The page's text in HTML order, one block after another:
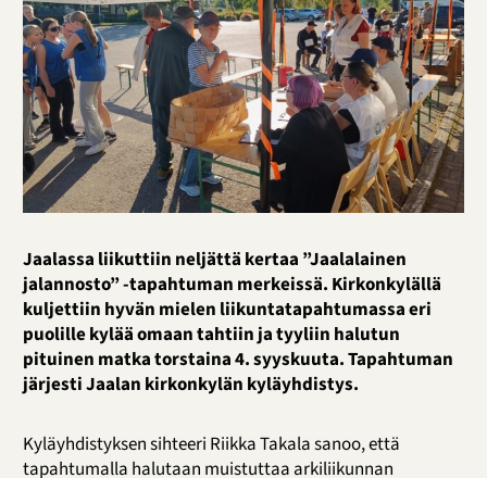
Jaalassa liikuttiin neljättä kertaa ”Jaalalainen
jalannosto” -tapahtuman merkeissä. Kirkonkylällä
kuljettiin hyvän mielen liikuntatapahtumassa eri
puolille kylää omaan tahtiin ja tyyliin halutun
pituinen matka torstaina 4. syyskuuta. Tapahtuman
järjesti Jaalan kirkonkylän kyläyhdistys.
Kyläyhdistyksen sihteeri Riikka Takala sanoo, että
tapahtumalla halutaan muistuttaa arkiliikunnan